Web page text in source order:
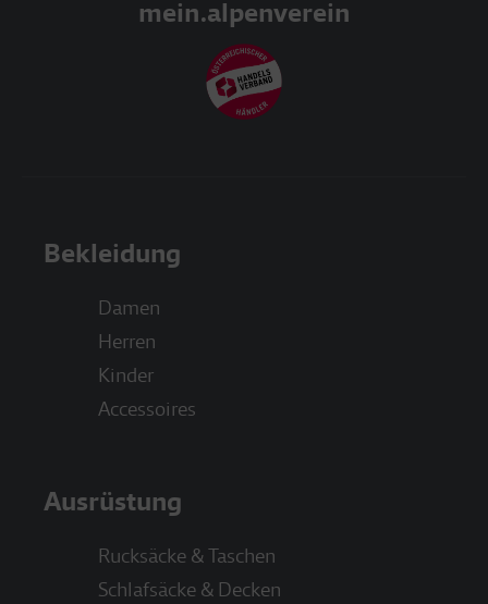
mein.alpenverein
Bekleidung
Damen
Herren
Kinder
Accessoires
Ausrüstung
Rucksäcke & Taschen
Schlafsäcke & Decken